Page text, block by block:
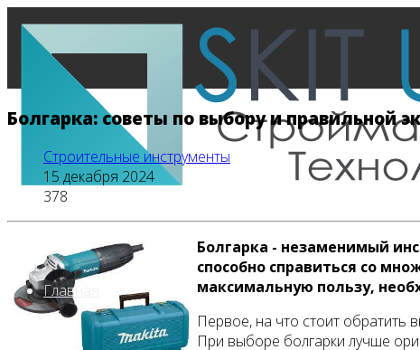
Главная
Болгарка: советы по выбору и правильной
Строительные инструменты
15 декабря 2024
378
Болгарка - незаменимый
способно справиться со
максимальную пользу,
Первое, на что стоит
При выборе болгарки лучше